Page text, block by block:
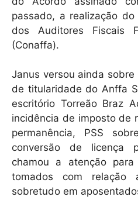
passado, a realização do
dos Auditores Fiscais
(Conaffa).
Janus versou ainda
de titularidade do Anffa
escritório Torreão Braz
incidência de imposto de
permanência, PSS
conversão de licença
chamou a atenção
tomados com relação
sobretudo em